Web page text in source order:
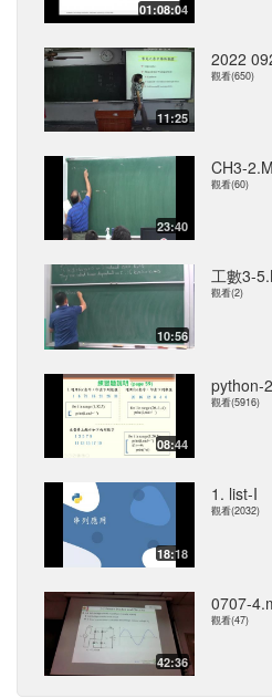
01:08:04
11:25
2022
觀看(650)
23:40
CH3-
觀看(60)
10:56
工數3-
觀看(2)
08:44
python-
觀看(5916)
18:18
1. list-I
觀看(2032)
42:36
0707-
觀看(47)